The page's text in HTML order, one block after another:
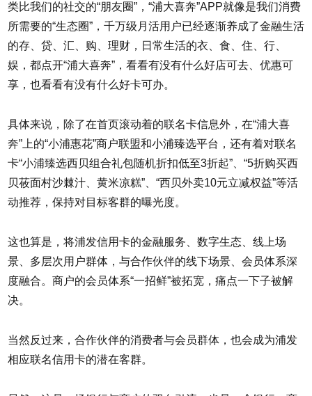
类比我们的社交的“朋友圈”，“浦大喜奔”APP就像是我们消费
所需要的“生态圈”，千万级月活用户已经逐渐养成了金融生活
的存、贷、汇、购、理财，日常生活的衣、食、住、行、
娱，都点开“浦大喜奔”，看看有没有什么好店可去、优惠可
享，也看看有没有什么好卡可办。
具体来说，除了在首页滚动着的联名卡信息外，在“浦大喜
奔”上的“小浦惠花”商户联盟和小浦臻选平台，还有着对联名
卡“小浦臻选西贝组合礼包随机折扣低至3折起”、“5折购买西
贝莜面村沙棘汁、黄米凉糕”、“西贝外卖10元立减权益”等活
动推荐，保持对目标客群的曝光度。
这也算是，将浦发信用卡的金融服务、数字生态、线上场
景、多层次用户群体，与合作伙伴的线下场景、会员体系深
度融合。商户的会员体系“一招鲜”被拓宽，痛点一下子被解
决。
当然反过来，合作伙伴的消费者与会员群体，也会成为浦发
相应联名信用卡的潜在客群。